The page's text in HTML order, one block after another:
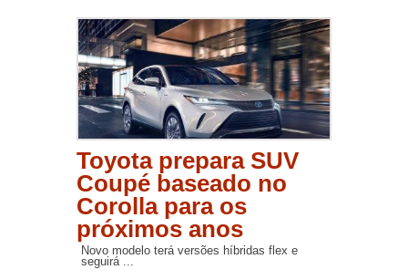
Toyota prepara SUV
Coupé baseado no
Corolla para os
próximos anos
Novo modelo terá versões híbridas flex e
seguirá ...